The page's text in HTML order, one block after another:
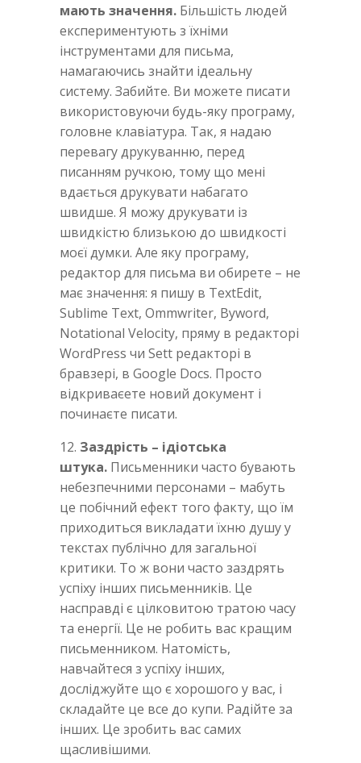
мають значення. Більшість людей
експериментують з їхніми
інструментами для письма,
намагаючись знайти ідеальну
систему. Забийте. Ви можете писати
використовуючи будь-яку програму,
головне клавіатура. Так, я надаю
перевагу друкуванню, перед
писанням ручкою, тому що мені
вдається друкувати набагато
швидше. Я можу друкувати із
швидкістю близькою до швидкості
моєї думки. Але яку програму,
редактор для письма ви обирете – не
має значення: я пишу в TextEdit,
Sublime Text, Ommwriter, Byword,
Notational Velocity, пряму в редакторі
WordPress чи Sett редакторі в
бравзері, в Google Docs. Просто
відкриваєете новий документ і
починаєте писати.
12. Заздрість – ідіотська
штука. Письменники часто бувають
небезпечними персонами – мабуть
це побічний ефект того факту, що їм
приходиться викладати їхню душу у
текстах публічно для загальної
критики. То ж вони часто заздрять
успіху інших письменників. Це
насправді є цілковитою тратою часу
та енергії. Це не робить вас кращим
письменником. Натомість,
навчайтеся з успіху інших,
досліджуйте що є хорошого у вас, і
складайте це все до купи. Радійте за
інших. Це зробить вас самих
щасливішими.